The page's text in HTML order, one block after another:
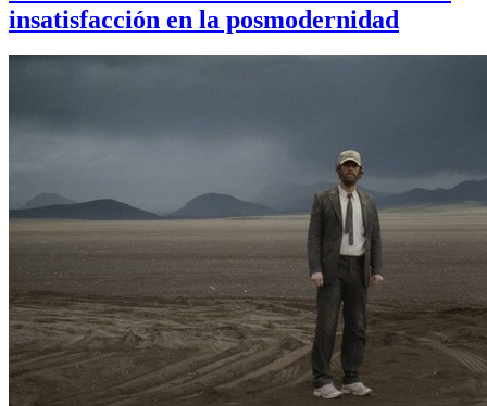
insatisfacción en la posmodernidad